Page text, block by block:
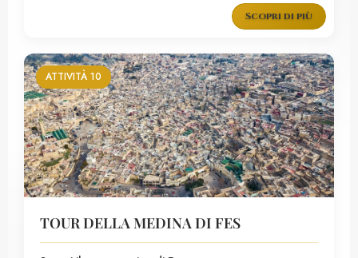
Scopri di più
ATTIVITÀ 10
TOUR DELLA MEDINA DI FES